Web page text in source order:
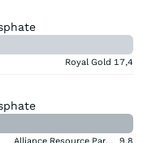
Royal Gold 17,4
Alliance Resource Partners 9,8